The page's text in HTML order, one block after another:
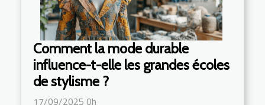
Comment la mode durable
influence-t-elle les grandes écoles
de stylisme ?
17/09/2025 0h